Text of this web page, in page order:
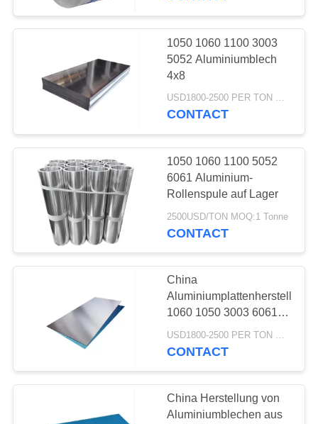
1050 1060 1100 3003
5052 Aluminiumblech
4x8
USD1800-2500 PER TON MOQ:3 TON
CONTACT
1050 1060 1100 5052
6061 Aluminium-
Rollenspule auf Lager
2500USD/TON MOQ:1 Tonne
CONTACT
China
Aluminiumplattenhersteller
1060 1050 3003 6061
Aluminiumplatte 2mm
3mm 4mm
CONTACT
China Herstellung von
Aluminiumblechen aus